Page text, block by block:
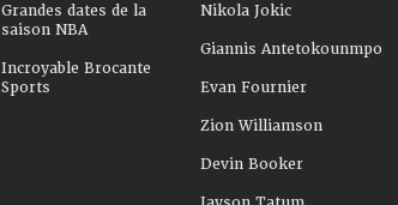
Grandes dates de la
saison NBA
Incroyable Brocante
Sports
Nikola Jokic
Giannis Antetokounmpo
Evan Fournier
Zion Williamson
Devin Booker